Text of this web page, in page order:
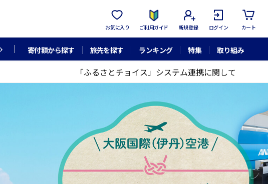
お気に入り ご利用ガイド 新規登録 ログイン カート
寄付額から探す 旅先を探す ランキング 特集 取り組み
「ふるさとチョイス」システム連携に関して